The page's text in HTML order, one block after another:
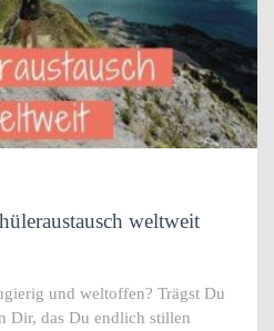
weltweit
und weltoffen? Trägst Du
Dir, das Du endlich stillen